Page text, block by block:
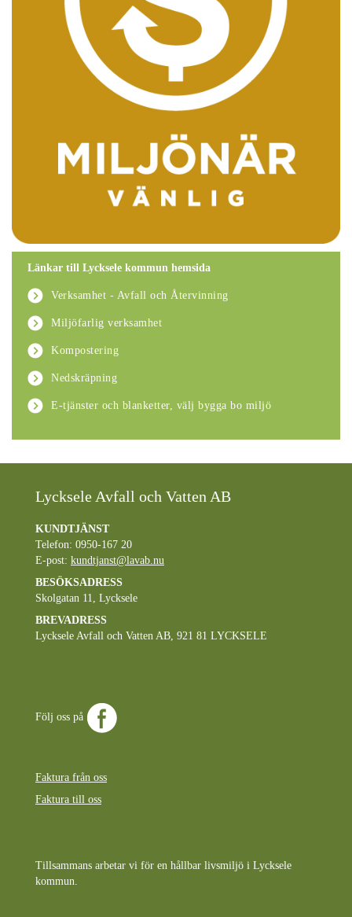
Länkar till Lycksele kommun hemsida
Verksamhet - Avfall och Återvinning
Miljöfarlig verksamhet
Kompostering
Nedskräpning
E-tjänster och blanketter, välj bygga bo miljö
Lycksele Avfall och Vatten AB
KUNDTJÄNST
Telefon: 0950-167 20
E-post: kundtjanst@lavab.nu
BESÖKSADRESS
Skolgatan 11, Lycksele
BREVADRESS
Lycksele Avfall och Vatten AB, 921 81 LYCKSELE
Följ oss på
Faktura från oss
Faktura till oss
Tillsammans arbetar vi för en hållbar livsmiljö i Lycksele
kommun.